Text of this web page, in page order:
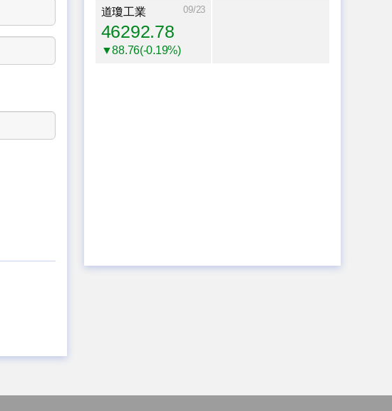
道瓊工業 09/23
46292.78
▼88.76(-0.19%)